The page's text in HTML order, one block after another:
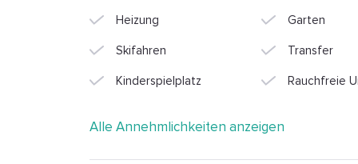
Heizung Garten
Skifahren Transfer
Kinderspielplatz Rauchfreie
Alle Annehmlichkeiten anzeigen